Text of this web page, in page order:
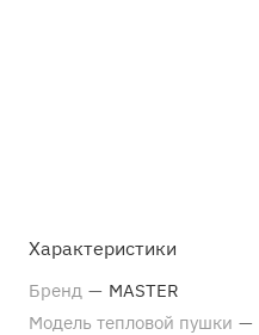
Характеристики
Бренд — MASTER
Модель тепловой пушки —